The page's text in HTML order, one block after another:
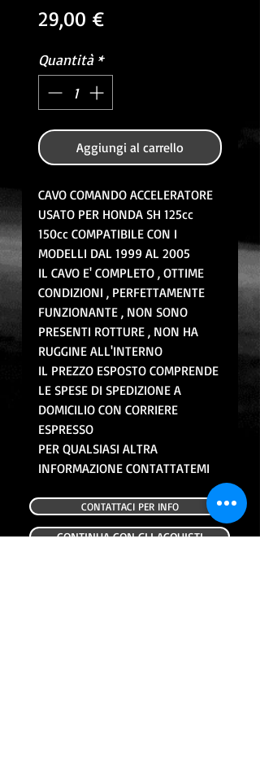
29,00 €Prezzo
Quantità *
Aggiungi al carrello
CAVO COMANDO ACCELERATORE
USATO PER HONDA SH 125cc
150cc COMPATIBILE CON I
MODELLI DAL 1999 AL 2005
IL CAVO E' COMPLETO , OTTIME
CONDIZIONI , PERFETTAMENTE
FUNZIONANTE , NON SONO
PRESENTI ROTTURE , NON HA
RUGGINE ALL'INTERNO
IL PREZZO ESPOSTO COMPRENDE
LE SPESE DI SPEDIZIONE A
DOMICILIO CON CORRIERE
ESPRESSO
PER QUALSIASI ALTRA
INFORMAZIONE CONTATTATEMI
CONTATTACI PER INFO
CONTINUA CON GLI ACQUISTI